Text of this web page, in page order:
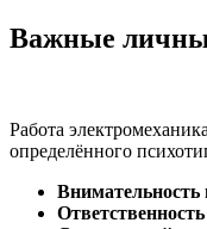
Важные
Работа
определённого
Внимательность
Ответственность